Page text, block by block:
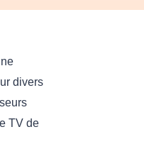
divers
TV de